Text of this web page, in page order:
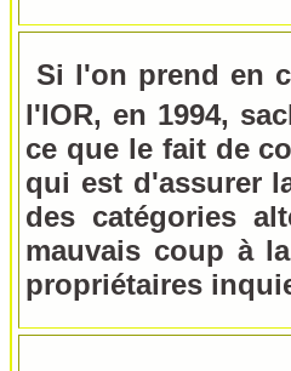
Si l'on prend en
l'IOR, en 1994,
ce que le fait de
qui est d'assurer
des catégories
mauvais coup à
propriétaires